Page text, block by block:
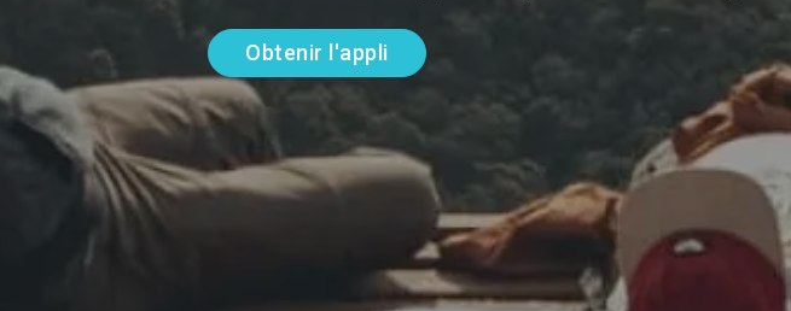
Obtenir l'appli